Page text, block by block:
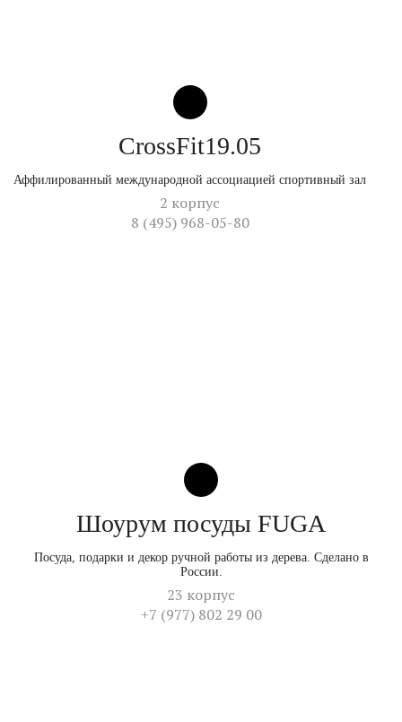
CrossFit19.05
Аффилированный международной ассоциацией спортивный зал
2 корпус
8 (495) 968-05-80
Шоурум посуды FUGA
Посуда, подарки и декор ручной работы из дерева. Сделано в
России.
23 корпус
+7 (977) 802 29 00